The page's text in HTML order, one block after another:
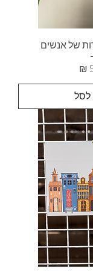
של אנשים
לסל